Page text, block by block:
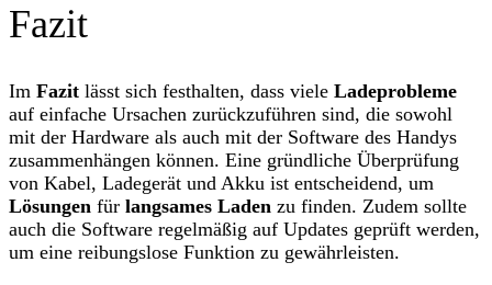
Fazit
Im Fazit lässt sich festhalten, dass viele Ladeprobleme
auf einfache Ursachen zurückzuführen sind, die sowohl
mit der Hardware als auch mit der Software des Handys
zusammenhängen können. Eine gründliche Überprüfung
von Kabel, Ladegerät und Akku ist entscheidend, um
Lösungen für langsames Laden zu finden. Zudem sollte
auch die Software regelmäßig auf Updates geprüft werden,
um eine reibungslose Funktion zu gewährleisten.